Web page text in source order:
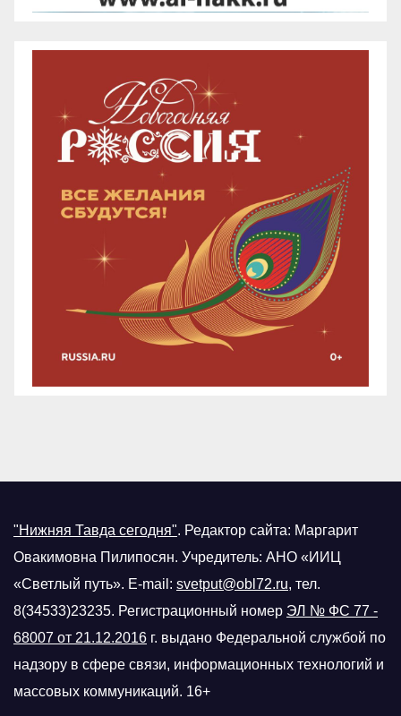
"Нижняя Тавда сегодня". Редактор сайта: Маргарит
Овакимовна Пилипосян. Учредитель: АНО «ИИЦ
«Светлый путь». E-mail: svetput@obl72.ru, тел.
8(34533)23235. Регистрационный номер ЭЛ № ФС 77 -
68007 от 21.12.2016 г. выдано Федеральной службой по
надзору в сфере связи, информационных технологий и
массовых коммуникаций. 16+